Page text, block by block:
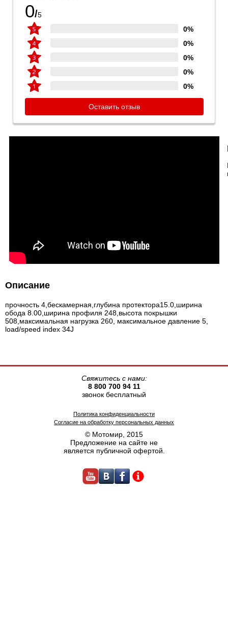
0/5
0%
0%
0%
0%
0%
Оставить отзыв
Описание
прочность 4,бескамерная,глубина протектора15.0,ширина
обода 8.00,ширина профиля 248,высота покрышки
508,максимальная нагрузка 260, максимальное давление 5,
load/speed index 34J
© Мотомир, 2015
Предложение на сайте не
является публичной офертой.
Политика конфиденциальности
Согласие на обработку персональных данных
Свяжитесь с нами:
8 800 700 94 11
звонок бесплатный